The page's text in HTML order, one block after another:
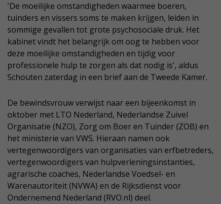
'De moeilijke omstandigheden waarmee boeren,
tuinders en vissers soms te maken krijgen, leiden in
sommige gevallen tot grote psychosociale druk. Het
kabinet vindt het belangrijk om oog te hebben voor
deze moeilijke omstandigheden en tijdig voor
professionele hulp te zorgen als dat nodig is', aldus
Schouten zaterdag in een brief aan de Tweede Kamer.
De bewindsvrouw verwijst naar een bijeenkomst in
oktober met LTO Nederland, Nederlandse Zuivel
Organisatie (NZO), Zorg om Boer en Tuinder (ZOB) en
het ministerie van VWS. Hieraan namen ook
vertegenwoordigers van organisaties van erfbetreders,
vertegenwoordigers van hulpverleningsinstanties,
agrarische coaches, Nederlandse Voedsel- en
Warenautoriteit (NVWA) en de Rijksdienst voor
Ondernemend Nederland (RVO.nl) deel.